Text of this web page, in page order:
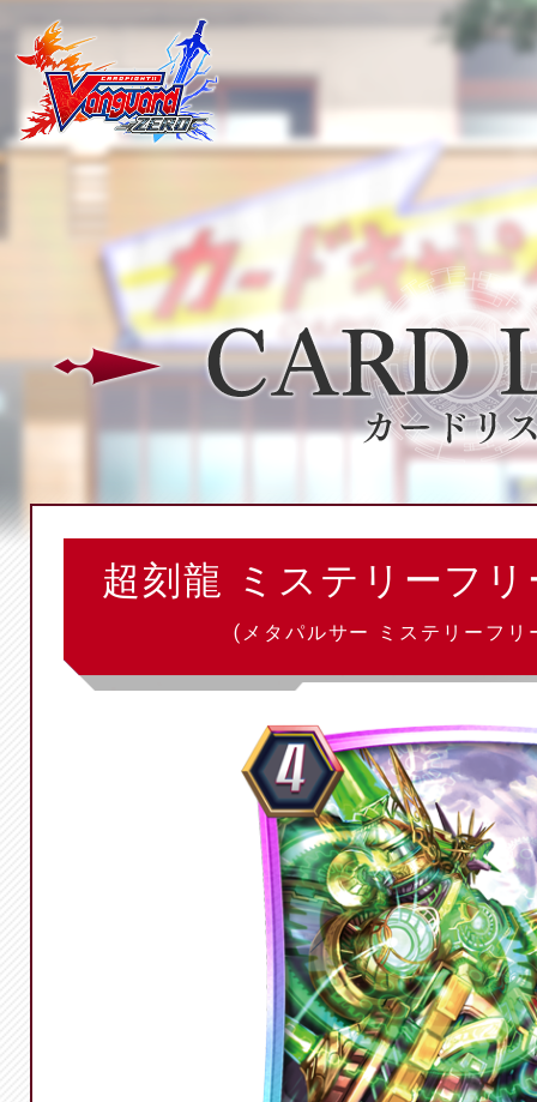
超刻龍 ミステリーフ
(メタパルサー ミステリーフリ